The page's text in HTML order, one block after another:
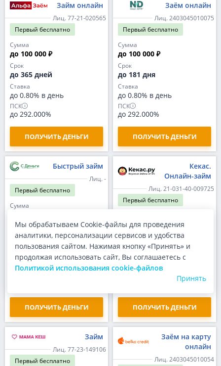
Займ онлайн
Лиц. 77-21-020565
Первый бесплатно
Сумма
до 100 000 ₽
Срок
до 365 дней
Ставка
до 0.80% в день
ПСК
до 292.000%
ПОЛУЧИТЬ ДЕНЬГИ
Заём онлайн
Лиц. 2403045010075
Первый бесплатно
Сумма
до 100 000 ₽
Срок
до 181 дня
Ставка
до 0.80% в день
ПСК
до 292.000%
ПОЛУЧИТЬ ДЕНЬГИ
Быстрый займ
Лиц. -
Первый бесплатно
Сумма
Срок
до 365 дней
Ставка
до 0.80% в день
ПСК
ПОЛУЧИТЬ ДЕНЬГИ
Кекас.
Онлайн-займ
Лиц. 21-031-40-009725
Первый бесплатно
до 30 000 ₽
Срок
до 30 дней
Ставка
до 0.80% в день
ПОЛУЧИТЬ ДЕНЬГИ
Займ
Лиц. 77-23-149106
Первый бесплатно
Заём на карту
онлайн
Лиц. 2403045010054
Мы обрабатываем Cookie-файлы для проведения
аналитики, персонализации сервисов и удобства
пользования сайтом. Нажимая кнопку «Принять» и
продолжая использовать сайт, Вы соглашаетесь с
Политикой использования cookie-файлов
Принять